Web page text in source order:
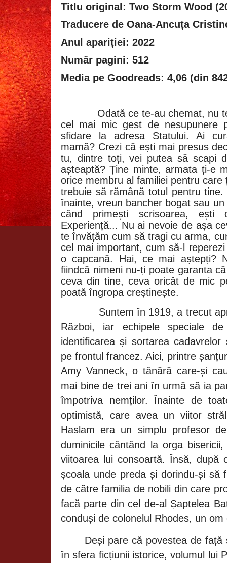
Titlu original: Two Storm Wood
Traducere de Oana-Ancuța
Anul apariției: 2022
Număr pagini: 512
Media pe Goodreads: 4,06 (din
Odată ce te-au chemat, nu
cel mai mic gest de nesupunere
sfidare la adresa Statului. Ai
mamă? Crezi că ești mai presus
tu, dintre toți, vei putea să scapi
așteaptă? Ține minte, armata ți-e
orice membru al familiei pentru
trebuie să rămână totul pentru
înainte, vreun bancher bogat sau
când primești scrisoarea, ești
Experiență... Nu ai nevoie de așa
te învățăm cum să tragi cu arma,
cel mai important, cum să-l
o capcană. Hai, ce mai aștepți?
fiindcă nimeni nu-ți poate garanta
ceva din tine, ceva oricât de mic
poată îngropa creștinește.
Suntem în 1919, a trecut
Război, iar echipele speciale
identificarea și sortarea
pe frontul francez. Aici, printre
Amy Vanneck, o tânără care-și
mai bine de trei ani în urmă să ia
împotriva nemților. Înainte de
optimistă, care avea un viitor
Haslam era un simplu profesor
duminicile cântând la orga
viitoarea lui consoartă. Însă,
școala unde preda și dorindu-și să
de către familia de nobili din care
facă parte din cel de-al Șaptelea
conduși de colonelul Rhodes, un
Deși pare că povestea de
în sfera ficțiunii istorice, volumul lui